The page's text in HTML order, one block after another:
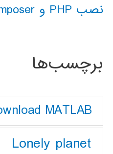
نصب PHP و composer در ویندوز 10
برچسب‌ها
MATLAB
Lonely planet